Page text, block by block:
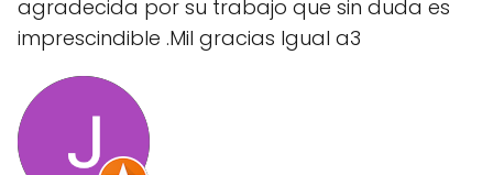
agradecida por su trabajo que sin duda es
imprescindible .Mil gracias Igual a3